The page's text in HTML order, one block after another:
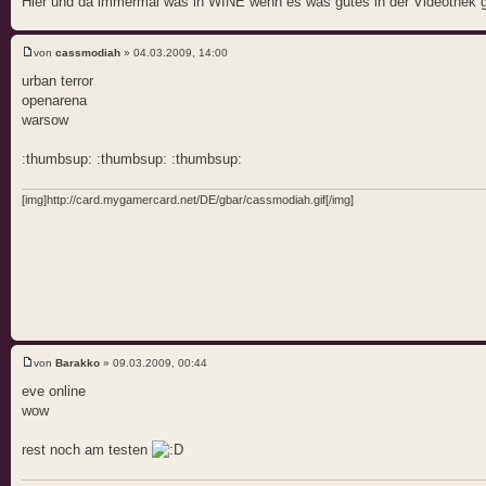
von cassmodiah » 04.03.2009, 14:00
urban terror
openarena
warsow
:thumbsup: :thumbsup: :thumbsup:
[img]http://card.mygamercard.net/DE/gbar/cassmodiah.gif[/img]
von Barakko » 09.03.2009, 00:44
eve online
wow
rest noch am testen